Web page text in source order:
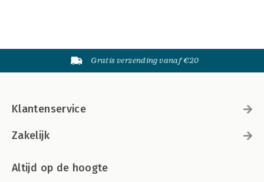
Gratis verzending vanaf €20
Klantenservice
Zakelijk
Altijd op de hoogte